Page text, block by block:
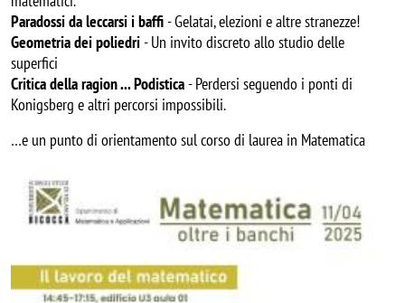
Paradossi da leccarsi i baffi- Gelatai, elezioni e altre stranezze!
Geometria dei poliedri- Un invito discreto allo studio delle
superfici
Critica della ragion ... Podistica- Perdersi seguendo i ponti di
Konigsberg e altri percorsi impossibili.
…e un punto di orientamento sul corso di laurea in Matematica